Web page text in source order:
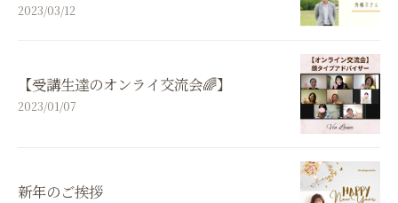
2023/03/12
【受講生達のオンライ交流会🌈】
2023/01/07
新年のご挨拶